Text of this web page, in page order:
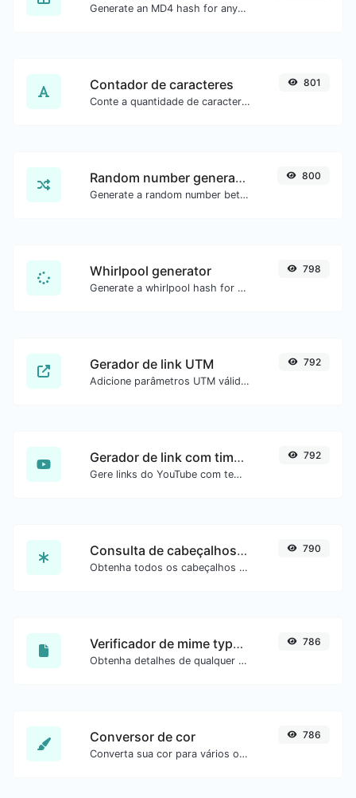
Generate an MD4 hash for any string input.
Contador de caracteres
Conte a quantidade de caracteres e palavras de um texto.
801
Random number generator
Generate a random number between a given range.
800
Whirlpool generator
Generate a whirlpool hash for any string input.
798
Gerador de link UTM
Adicione parâmetros UTM válidos e gere um link rastreável UTM.
792
Gerador de link com timestamp do YouTube
Gere links do YouTube com tempo inicial exato, útil para usuários móveis.
792
Consulta de cabeçalhos HTTP
Obtenha todos os cabeçalhos HTTP que uma URL retorna para uma requisição GET típica.
790
Verificador de mime type de arquivo
Obtenha detalhes de qualquer tipo de arquivo, como o mime type ou a data da última edição.
786
Conversor de cor
Converta sua cor para vários outros formatos.
786